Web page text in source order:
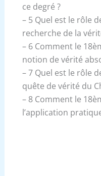
ce degré ?
– 5 Quel est le rôle
recherche de la
– 6 Comment le
notion de vérité
– 7 Quel est le rôle
quête de vérité du
– 8 Comment le
l’application